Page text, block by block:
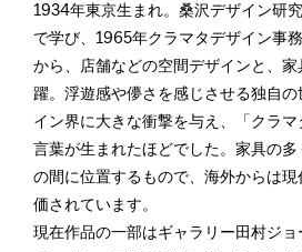
1934年東京生まれ。桑沢デザイン研
で学び、1965年クラマタデザイン事
から、店舗などの空間デザインと、
躍。浮遊感や儚さを感じさせる独自
イン界に大きな衝撃を与え、「クラマ
言葉が生まれたほどでした。家具の
の間に位置するもので、海外からは
価されています。
現在作品の一部はギャラリー田村ジ